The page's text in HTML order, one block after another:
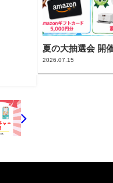
夏の大抽選会 開
2026.07.15